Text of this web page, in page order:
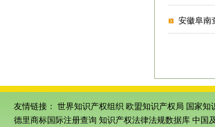
安徽阜南
友情链接： 世界知识产权组织 欧盟知识产权局 国家知
德里商标国际注册查询 知识产权法律法规数据库 中国